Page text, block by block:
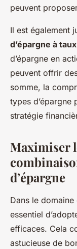
peuvent
Il est également
d’épargne à
d’épargne en
peuvent offrir
somme, la
types d’épargne
stratégie
Maximiser
d’épargne
Dans le domaine
essentiel
efficaces. Cela
astucieuse de